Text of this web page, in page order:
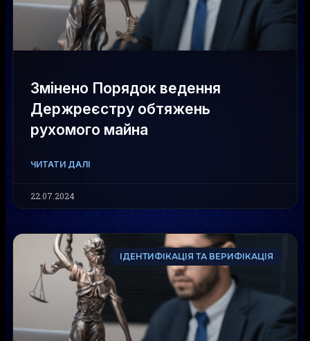
Змінено Порядок ведення
Держреєстру обтяжень
рухомого майна
ЧИТАТИ ДАЛІ
22.07.2024
ІДЕНТИФІКАЦІЯ ТА ВЕРИФІКАЦІЯ